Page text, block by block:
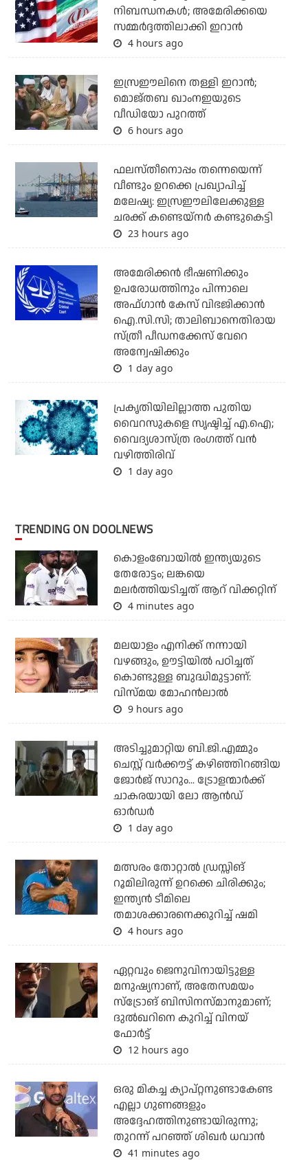
നിബന്ധനകള്‍; അമേരിക്കയെ
സമ്മര്‍ദ്ദത്തിലാക്കി ഇറാന്‍
4 hours ago
ഇസ്രഈലിനെ തള്ളി ഇറാന്‍;
മൊജ്തബ ഖാംനഇയുടെ
വീഡിയോ പുറത്ത്
6 hours ago
ഫലസ്തീനൊപ്പം തന്നെയെന്ന്
വീണ്ടും ഉറക്കെ പ്രഖ്യാപിച്ച്
മലേഷ്യ: ഇസ്രഈലിലേക്കുള്ള
ചരക്ക് കണ്ടെയ്‌നര്‍ കണ്ടുകെട്ടി
23 hours ago
അമേരിക്കന്‍ ഭീഷണിക്കും
ഉപരോധത്തിനും പിന്നാലെ
അഫ്ഗാന്‍ കേസ് വിഭജിക്കാന്‍
ഐ.സി.സി; താലിബാനെതിരായ
സ്ത്രീ പീഡനക്കേസ് വേറെ
അന്വേഷിക്കും
1 day ago
പ്രകൃതിയിലില്ലാത്ത പുതിയ
വൈറസുകളെ സൃഷ്ടിച്ച് എ.ഐ;
വൈദ്യശാസ്ത്ര രംഗത്ത് വന്‍
വഴിത്തിരിവ്
1 day ago
TRENDING ON DOOLNEWS
കൊളംബോയില്‍ ഇന്ത്യയുടെ
തേരോട്ടം; ലങ്കയെ
മലര്‍ത്തിയടിച്ചത് ആറ് വിക്കറ്റിന്
4 minutes ago
മലയാളം എനിക്ക് നന്നായി
വഴങ്ങും, ഊട്ടിയില്‍ പഠിച്ചത്
കൊണ്ടുള്ള ബുദ്ധിമുട്ടാണ്:
വിസ്മയ മോഹന്‍ലാല്‍
9 hours ago
അടിച്ചുമാറ്റിയ ബി.ജി.എമ്മും
ചെസ്റ്റ് വര്‍ക്കൗട്ട് കഴിഞ്ഞിറങ്ങിയ
ജോര്‍ജ് സാറും... ട്രോളന്മാര്‍ക്ക്
ചാകരയായി ലോ ആന്‍ഡ്
ഓര്‍ഡര്‍
1 day ago
മത്സരം തോറ്റാല്‍ ഡ്രസ്സിങ്
റൂമിലിരുന്ന് ഉറക്കെ ചിരിക്കും;
ഇന്ത്യന്‍ ടീമിലെ
തമാശക്കാരനെക്കുറിച്ച് ഷമി
4 hours ago
ഏറ്റവും ജെനുവിനായിട്ടുള്ള
മനുഷ്യനാണ്, അതേസമയം
സ്‌ട്രോങ് ബിസിനസ്മാനുമാണ്;
ദുല്‍ഖറിനെ കുറിച്ച് വിനയ്
ഫോര്‍ട്ട്
12 hours ago
ഒരു മികച്ച ക്യാപ്റ്റനുണ്ടാകേണ്ട
എല്ലാ ഗുണങ്ങളും
അദ്ദേഹത്തിനുണ്ടായിരുന്നു;
തുറന്ന് പറഞ്ഞ് ശിഖര്‍ ധവാന്‍
41 minutes ago